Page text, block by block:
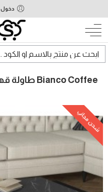
دخول
Bianco Coffee طاولة قهوة موديل
شحن مجاني